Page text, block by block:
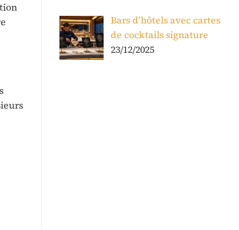
Bars d’hôtels avec cartes
de cocktails signature
23/12/2025